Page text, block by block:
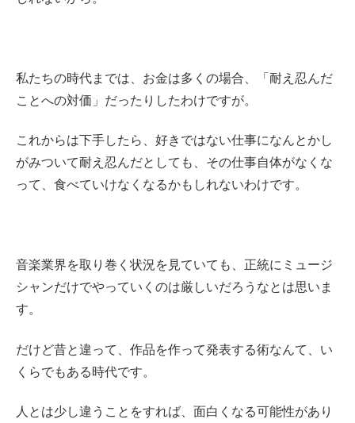
私たちの時代までは、お金は多くの場合、「耐え忍んだ
ことへの対価」だったりしたわけですが。
これからは下手したら、好きではない仕事になんとかし
がみついて耐え忍んだとしても、その仕事自体がなくな
って、食べていけなくなるかもしれないわけです。
音楽業界を取り巻く状況を見ていても、正統にミュージ
シャンだけでやっていくのは厳しいだろうなとは思いま
す。
だけど昔と違って、作品を作って発表する術なんて、い
くらでもある時代です。
人とは少し違うことをすれば、面白くなる可能性があり